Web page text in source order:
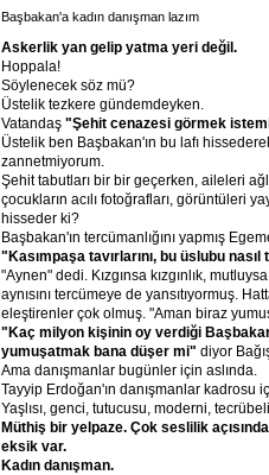
Başbakan'a kadın danışman lazım
Askerlik yan gelip yatma yeri değil.
Hoppala!
Söylenecek söz mü?
Üstelik tezkere gündemdeyken.
Vatandaş "Şehit cenazesi görmek
Üstelik ben Başbakan'ın bu lafı
zannetmiyorum.
Şehit tabutları bir bir geçerken, aileleri
çocukların acılı fotoğrafları, görüntüleri
hisseder ki?
Başbakan'ın tercümanlığını yapmış
"Kasımpaşa tavırlarını, bu üslubu nasıl
"Aynen" dedi. Kızgınsa kızgınlık,
aynısını tercümeye de yansıtıyormuş.
eleştirenler çok olmuş. "Aman biraz
"Kaç milyon kişinin oy verdiği
yumuşatmak bana düşer mi" diyor
Ama danışmanlar bugünler için aslında.
Tayyip Erdoğan'ın danışmanlar kadrosu
Yaşlısı, genci, tutucusu, moderni,
Müthiş bir yelpaze. Çok seslilik
eksik var.
Kadın danışman.